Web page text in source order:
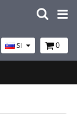
SI 0